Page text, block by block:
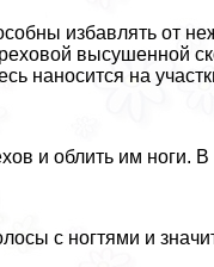
избавлять от
высушенной
наносится на
и облить им ноги.
с ногтями и